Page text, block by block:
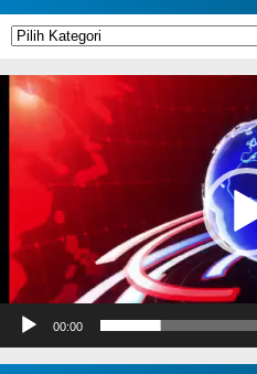
Kategori
Pemutar
Video
00:00